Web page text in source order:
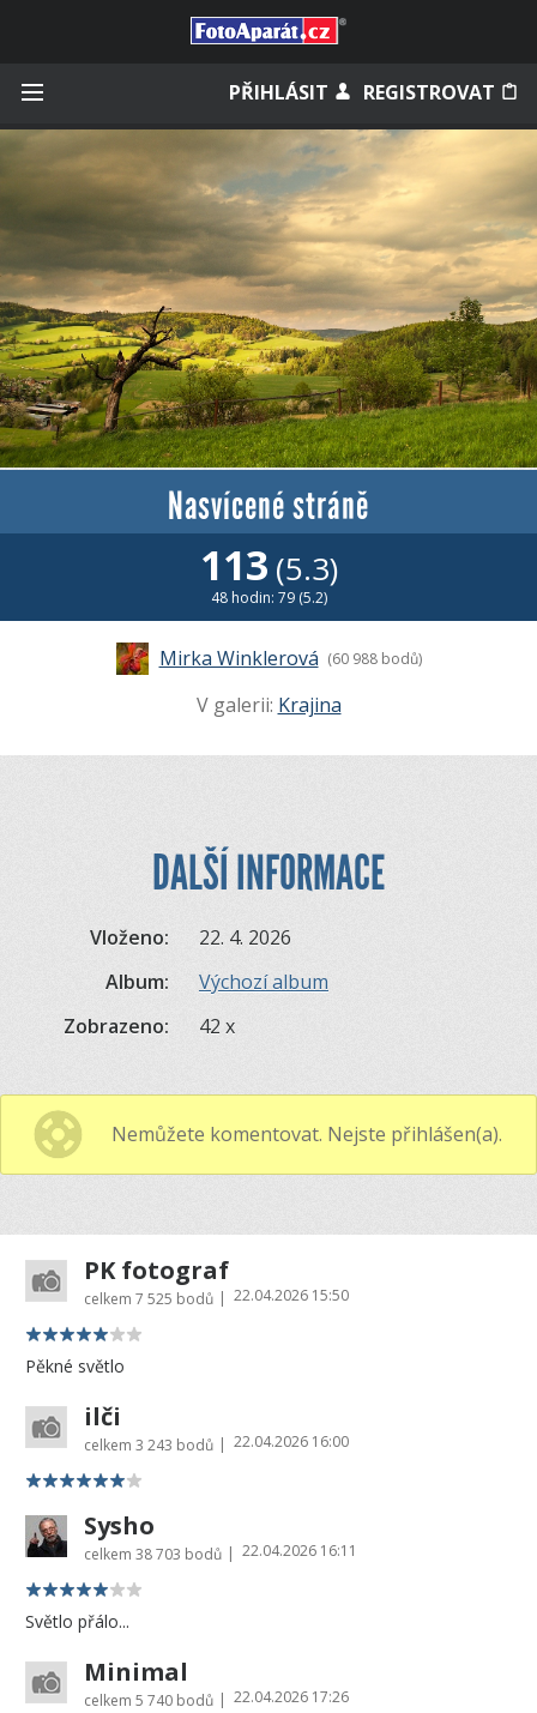
PŘIHLÁSIT REGISTROVAT
Zapamatovat
Zapomněli jste heslo?
Měli jste účet na starém webu?
Nasvícené stráně
113 (5.3)
48 hodin: 79 (5.2)
Mirka Winklerová (60 988 bodů)
V galerii: Krajina
DALŠÍ INFORMACE
Vloženo:
22. 4. 2026
Album:
Výchozí album
Zobrazeno:
42 x
Nemůžete komentovat. Nejste přihlášen(a).
PK fotograf
celkem 7 525 bodů | 22.04.2026 15:50
Pěkné světlo
ilči
celkem 3 243 bodů | 22.04.2026 16:00
Sysho
celkem 38 703 bodů | 22.04.2026 16:11
Světlo přálo...
Minimal
celkem 5 740 bodů | 22.04.2026 17:26